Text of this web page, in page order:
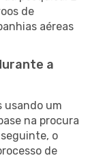
de
aéreas
a
usando um
na procura
o
de